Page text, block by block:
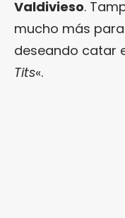
Valdivieso.
mucho más
deseando catar
Tits«.